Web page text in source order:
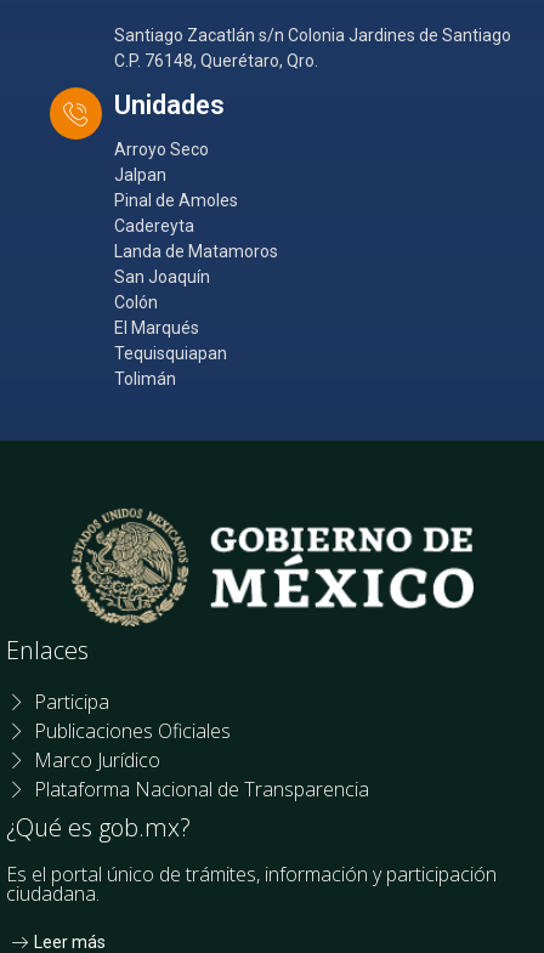
Santiago Zacatlán s/n Colonia Jardines de Santiago
C.P. 76148, Querétaro, Qro.
Unidades
Arroyo Seco
Jalpan
Pinal de Amoles
Cadereyta
Landa de Matamoros
San Joaquín
Colón
El Marqués
Tequisquiapan
Tolimán
Enlaces
Participa
Publicaciones Oficiales
Marco Jurídico
Plataforma Nacional de Transparencia
¿Qué es gob.mx?
Es el portal único de trámites, información y participación
ciudadana.
Leer más